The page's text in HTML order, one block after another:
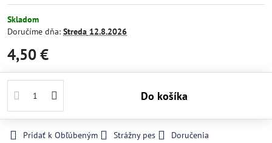
Skladom
Doručíme dňa: Streda 12.8.2026
4,50 €
Do košíka
Pridať k Obľúbeným Strážny pes Doručenia